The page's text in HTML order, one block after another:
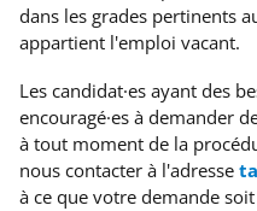
dans les grades pertinents
appartient l'emploi vacant.
Les candidat·es ayant des
encouragé·es à demander
à tout moment de la
nous contacter à l'adresse
à ce que votre demande